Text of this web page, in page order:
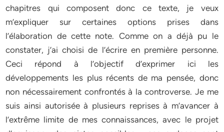
chapitres qui composent donc ce texte, je veux
m’expliquer sur certaines options prises dans
l’élaboration de cette note. Comme on a déjà pu le
constater, j’ai choisi de l’écrire en première personne.
Ceci répond à l’objectif d’exprimer ici les
développements les plus récents de ma pensée, donc
non nécessairement confrontés à la controverse. Je me
suis ainsi autorisée à plusieurs reprises à m’avancer à
l’extrême limite de mes connaissances, avec le projet